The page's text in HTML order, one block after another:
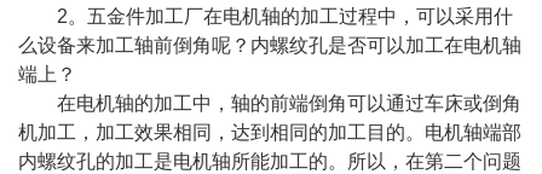
2。五金件加工厂在电机轴的加工过程中，可以采用什
么设备来加工轴前倒角呢？内螺纹孔是否可以加工在电机轴
端上？
在电机轴的加工中，轴的前端倒角可以通过车床或倒角
机加工，加工效果相同，达到相同的加工目的。电机轴端部
内螺纹孔的加工是电机轴所能加工的。所以，在第二个问题